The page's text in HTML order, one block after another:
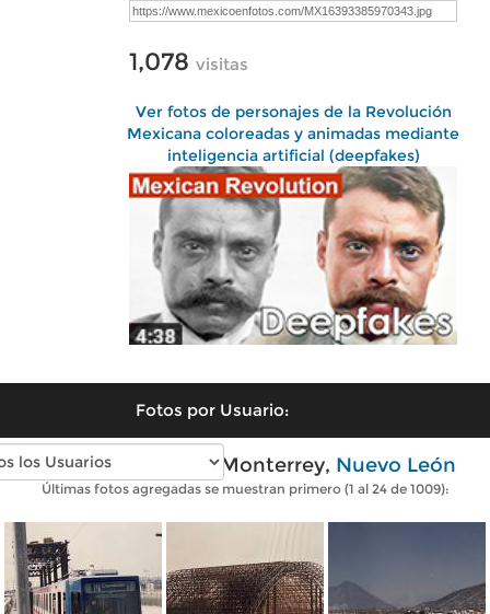
1,078 visitas
Ver fotos de personajes de la Revolución
Mexicana coloreadas y animadas mediante
inteligencia artificial (deepfakes)
Fotos por Usuario:
Fotos antiguas de Monterrey, Nuevo León
Últimas fotos agregadas se muestran primero (1 al 24 de 1009):